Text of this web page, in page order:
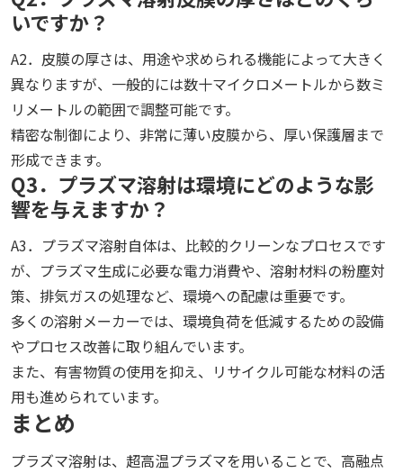
いですか？
A2．皮膜の厚さは、用途や求められる機能によって大きく
異なりますが、一般的には数十マイクロメートルから数ミ
リメートルの範囲で調整可能です。
精密な制御により、非常に薄い皮膜から、厚い保護層まで
形成できます。
Q3．プラズマ溶射は環境にどのような影
響を与えますか？
A3．プラズマ溶射自体は、比較的クリーンなプロセスです
が、プラズマ生成に必要な電力消費や、溶射材料の粉塵対
策、排気ガスの処理など、環境への配慮は重要です。
多くの溶射メーカーでは、環境負荷を低減するための設備
やプロセス改善に取り組んでいます。
また、有害物質の使用を抑え、リサイクル可能な材料の活
用も進められています。
まとめ
プラズマ溶射は、超高温プラズマを用いることで、高融点